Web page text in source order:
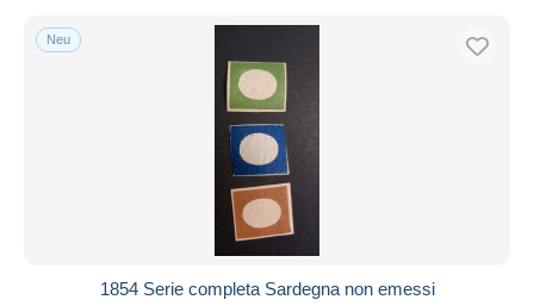
Neu
1854 Serie completa Sardegna non emessi